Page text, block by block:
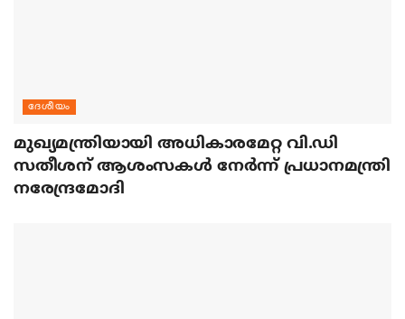
ദേശീയം
മുഖ്യമന്ത്രിയായി അധികാരമേറ്റ വി.ഡി
സതീശന് ആശംസകള്‍ നേര്‍ന്ന് പ്രധാനമന്ത്രി
നരേന്ദ്രമോദി